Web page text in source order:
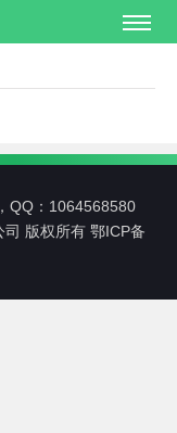
QQ：1064568580
司 版权所有 鄂ICP备